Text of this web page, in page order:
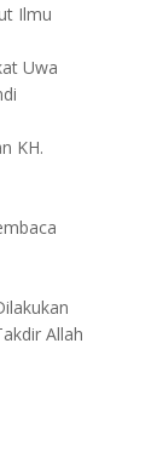
Ilmu
Uwa
KH.
Allah